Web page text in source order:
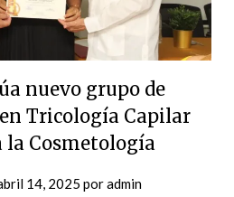
nuevo grupo de
Tricología Capilar
la Cosmetología
14, 2025 poradmin